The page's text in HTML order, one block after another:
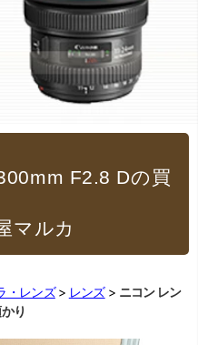
F2.8 Dの買
マルカ
・レンズ レンズ
ニコン レン
り